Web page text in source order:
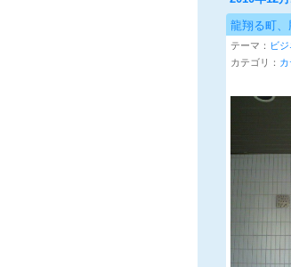
龍翔る町、
テーマ： ビ
カテゴリ：